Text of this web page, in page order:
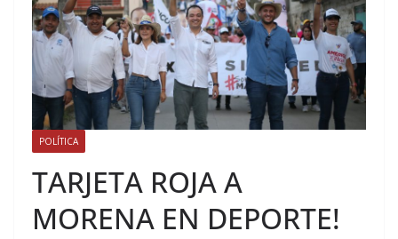
POLÍTICA
TARJETA ROJA A
MORENA EN DEPORTE!